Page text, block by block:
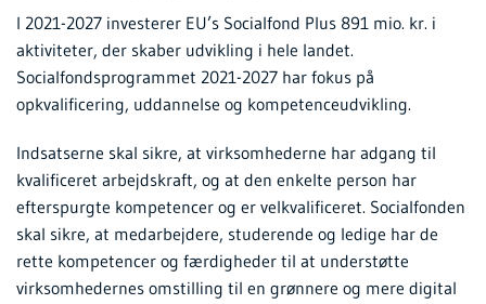
I 2021-2027 investerer EU’s Socialfond Plus 891 mio. kr. i
aktiviteter, der skaber udvikling i hele landet.
Socialfondsprogrammet 2021-2027 har fokus på
opkvalificering, uddannelse og kompetenceudvikling.
Indsatserne skal sikre, at virksomhederne har adgang til
kvalificeret arbejdskraft, og at den enkelte person har
efterspurgte kompetencer og er velkvalificeret. Socialfonden
skal sikre, at medarbejdere, studerende og ledige har de
rette kompetencer og færdigheder til at understøtte
virksomhedernes omstilling til en grønnere og mere digital